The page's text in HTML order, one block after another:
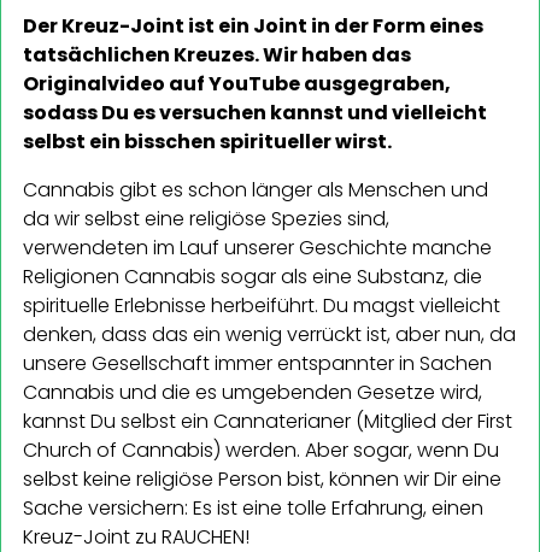
Der Kreuz-Joint ist ein Joint in der Form eines
tatsächlichen Kreuzes. Wir haben das
Originalvideo auf YouTube ausgegraben,
sodass Du es versuchen kannst und vielleicht
selbst ein bisschen spiritueller wirst.
Cannabis gibt es schon länger als Menschen und
da wir selbst eine religiöse Spezies sind,
verwendeten im Lauf unserer Geschichte manche
Religionen Cannabis sogar als eine Substanz, die
spirituelle Erlebnisse herbeiführt. Du magst vielleicht
denken, dass das ein wenig verrückt ist, aber nun, da
unsere Gesellschaft immer entspannter in Sachen
Cannabis und die es umgebenden Gesetze wird,
kannst Du selbst ein Cannaterianer (Mitglied der First
Church of Cannabis) werden. Aber sogar, wenn Du
selbst keine religiöse Person bist, können wir Dir eine
Sache versichern: Es ist eine tolle Erfahrung, einen
Kreuz-Joint zu RAUCHEN!